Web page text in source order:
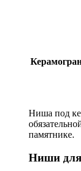
Ниша под
памятнике.
Ниши